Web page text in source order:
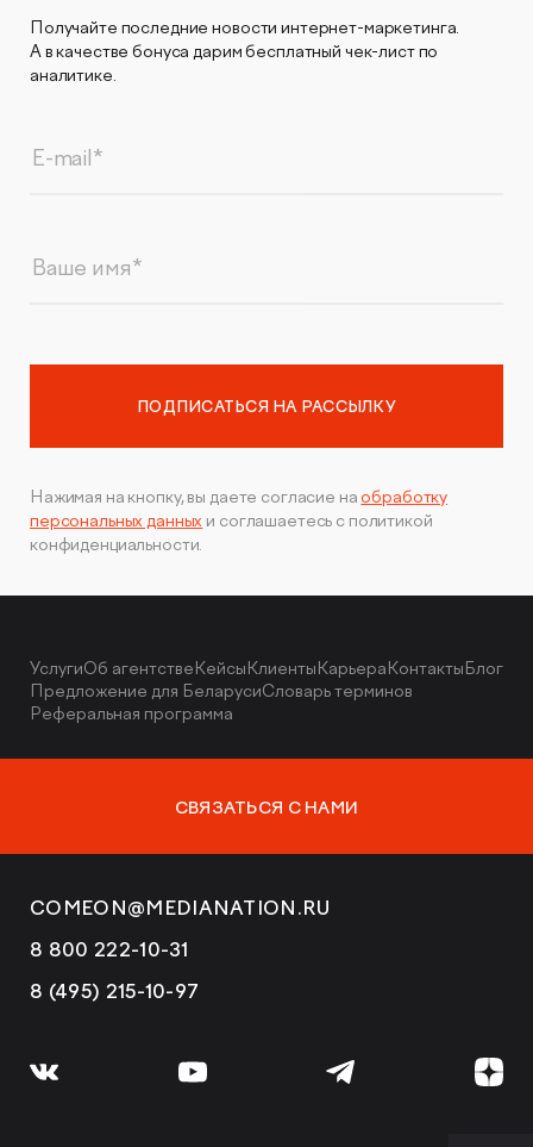
Получайте последние новости интернет-маркетинга.
А в качестве бонуса дарим бесплатный чек-лист по
аналитике.
Нажимая на кнопку, вы даете согласие наобработку
персональных данных и соглашаетесь с политикой
конфиденциальности.
УслугиОб агентствеКейсыКлиентыКарьераКонтактыБлог
Предложение для БеларусиСловарь терминов
Реферальная программа
СВЯЗАТЬСЯ С НАМИ
COMEON@MEDIANATION.RU
8 800 222-10-31
8 (495) 215-10-97